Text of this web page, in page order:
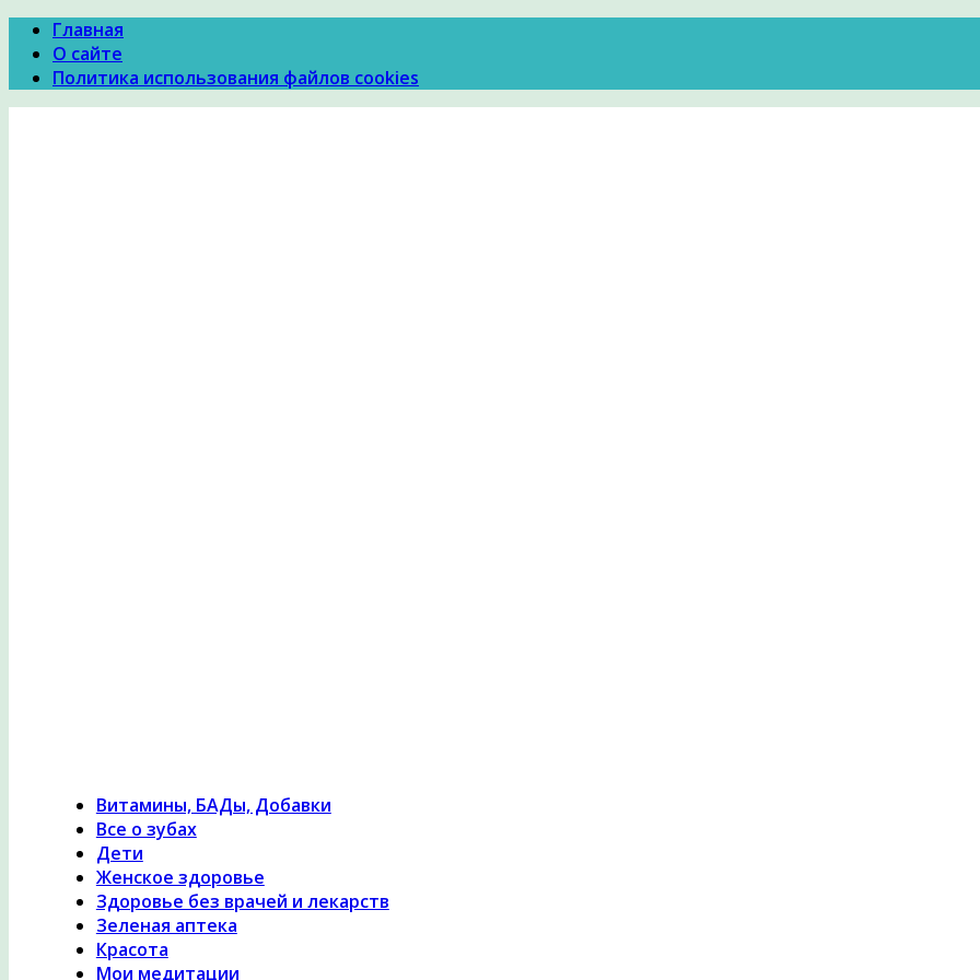
Главная
О сайте
Политика использования файлов cookies
Витамины, БАДы, Добавки
Все о зубах
Дети
Женское здоровье
Здоровье без врачей и лекарств
Зеленая аптека
Красота
Мои медитации